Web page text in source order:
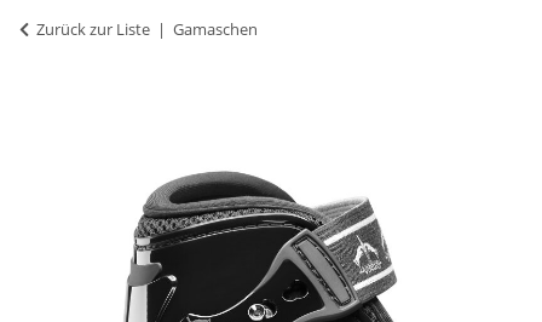
Zurück zur Liste Gamaschen